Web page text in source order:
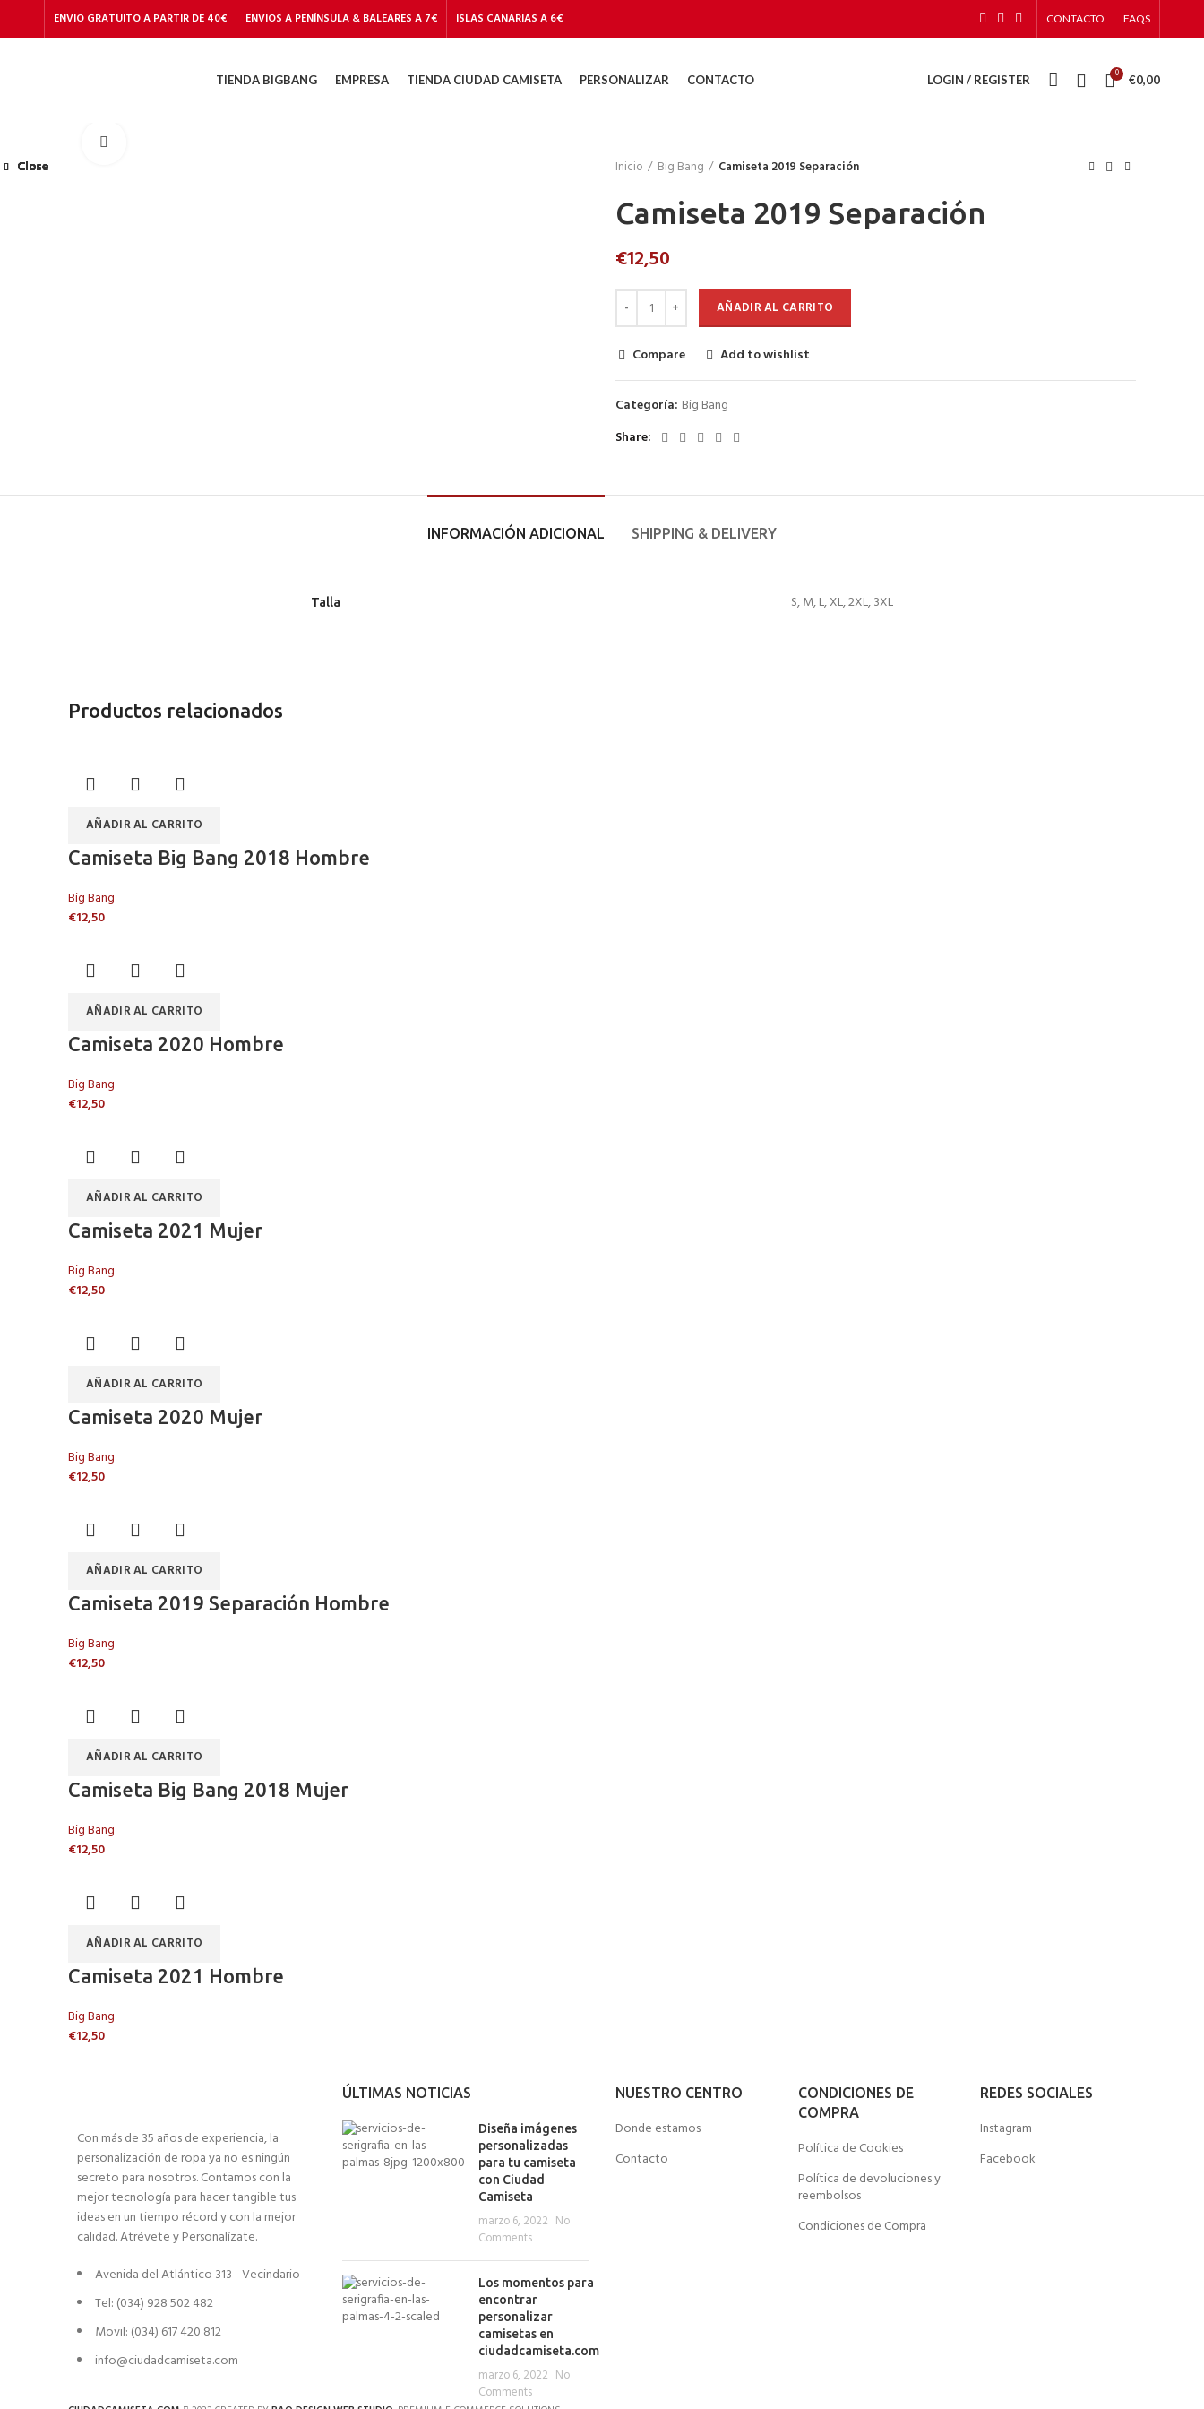
ENVIO GRATUITO A PARTIR DE 40€ ENVIOS A PENÍNSULA & BALEARES A 7€ ISLAS CANARIAS A 6€ CONTACTO FAQS
TIENDA BIGBANG EMPRESA TIENDA CIUDAD CAMISETA PERSONALIZAR CONTACTO LOGIN / REGISTER 0 €0,00
Inicio
Big Bang Camiseta 2019 Separación
Camiseta 2019 Separación
€12,50
AÑADIR AL CARRITO
Compare Add to wishlist
Categoría: Big Bang
Share
INFORMACIÓN ADICIONAL SHIPPING & DELIVERY
Talla S, M, L, XL, 2XL, 3XL
Productos relacionados
AÑADIR AL CARRITO
Close
Camiseta Big Bang 2018 Hombre
Big Bang
€12,50
AÑADIR AL CARRITO
Close
Camiseta 2020 Hombre
Big Bang
€12,50
AÑADIR AL CARRITO
Close
Camiseta 2021 Mujer
Big Bang
€12,50
AÑADIR AL CARRITO
Close
Camiseta 2020 Mujer
Big Bang
€12,50
AÑADIR AL CARRITO
Close
Camiseta 2019 Separación Hombre
Big Bang
€12,50
AÑADIR AL CARRITO
Close
Camiseta Big Bang 2018 Mujer
Big Bang
€12,50
AÑADIR AL CARRITO
Close
Camiseta 2021 Hombre
Big Bang
€12,50
Con más de 35 años de experiencia, la
personalización de ropa ya no es ningún
secreto para nosotros. Contamos con la
mejor tecnología para hacer tangible tus
ideas en un tiempo récord y con la mejor
calidad. Atrévete y Personalízate.
Avenida del Atlántico 313 - Vecindario
Tel: (034) 928 502 482
Movil: (034) 617 420 812
info@ciudadcamiseta.com
ÚLTIMAS NOTICIAS
Diseña imágenes
personalizadas
para tu camiseta
con Ciudad
Camiseta
marzo 6, 2022 No
Comments
Los momentos para
encontrar
personalizar
camisetas en
ciudadcamiseta.com
marzo 6, 2022 No
Comments
NUESTRO CENTRO
Donde estamos
Contacto
CONDICIONES DE
COMPRA
Política de Cookies
Política de devoluciones y
reembolsos
Condiciones de Compra
REDES SOCIALES
Instagram
Facebook